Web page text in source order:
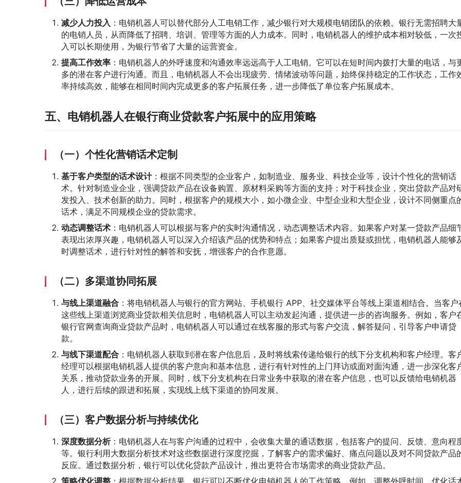
减少人力投入 ：电销机器人可以替代部分人工电销工作，减少银行对大规模电销团队的依赖。银行无需招聘大
的电销人员，从而降低了招聘、培训、管理等方面的人力成本。同时，电销机器人的维护成本相对较低，一次
入可以长期使用，为银行节省了大量的运营资金。
提高工作效率 ：电销机器人的外呼速度和沟通效率远远高于人工电销。它可以在短时间内拨打大量的电话，与
多的潜在客户进行沟通。而且，电销机器人不会出现疲劳、情绪波动等问题，始终保持稳定的工作状态，工作
率持续高效，能够在相同时间内完成更多的客户拓展任务，进一步降低了单位客户拓展成本。
五、电销机器人在银行商业贷款客户拓展中的应用策略
（一）个性化营销话术定制
基于客户类型的话术设计：根据不同类型的企业客户，如制造业、服务业、科技企业等，设计个性化的营销话
术。针对制造业企业，强调贷款产品在设备购置、原材料采购等方面的支持；对于科技企业，突出贷款产品对
发投入、技术创新的助力。同时，根据客户的规模大小，如小微企业、中型企业和大型企业，设计不同侧重点
话术，满足不同规模企业的贷款需求。
动态调整话术 ：电销机器人可以根据与客户的实时沟通情况，动态调整话术内容。如果客户对某一贷款产品细
表现出浓厚兴趣，电销机器人可以深入介绍该产品的优势和特点；如果客户提出质疑或担忧，电销机器人能够
时调整话术，进行针对性的解答和安抚，增强客户的合作意愿。
（二）多渠道协同拓展
与线上渠道融合 ：将电销机器人与银行的官方网站、手机银行 APP、社交媒体平台等线上渠道相结合。当客户
这些线上渠道浏览商业贷款相关信息时，电销机器人可以主动发起沟通，提供进一步的咨询服务。例如，客户
银行官网查询商业贷款产品时，电销机器人可以通过在线客服的形式与客户交流，解答疑问，引导客户申请贷
款。
与线下渠道配合 ：电销机器人获取到潜在客户信息后，及时将线索传递给银行的线下分支机构和客户经理。客
经理可以根据电销机器人提供的客户意向和基本信息，进行有针对性的上门拜访或面对面沟通，进一步深化客
关系，推动贷款业务的开展。同时，线下分支机构在日常业务中获取的潜在客户信息，也可以反馈给电销机器
人，进行后续的跟进和拓展，实现线上线下渠道的协同发展。
（三）客户数据分析与持续优化
深度数据分析：电销机器人在与客户沟通的过程中，会收集大量的通话数据，包括客户的提问、反馈、意向程
等。银行利用大数据分析技术对这些数据进行深度挖掘，了解客户的需求偏好、痛点问题以及对不同贷款产品
反应。通过数据分析，银行可以优化贷款产品设计，推出更符合市场需求的商业贷款产品。
策略优化调整 ：根据数据分析结果，银行可以不断优化电销机器人的工作策略。例如，调整外呼时间、优化话